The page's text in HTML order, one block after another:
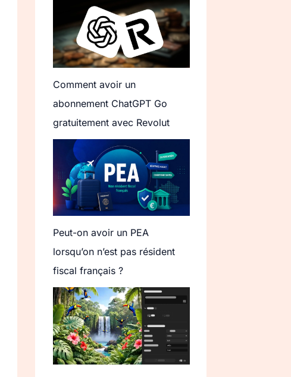
Comment avoir un
abonnement ChatGPT Go
gratuitement avec Revolut
Peut-on avoir un PEA
lorsqu’on n’est pas résident
fiscal français ?